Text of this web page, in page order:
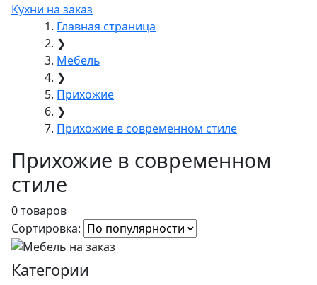
Кухни на заказ
Главная страница
❯
Мебель
❯
Прихожие
❯
Прихожие в современном стиле
Прихожие в современном
стиле
0 товаров
Сортировка:
Категории